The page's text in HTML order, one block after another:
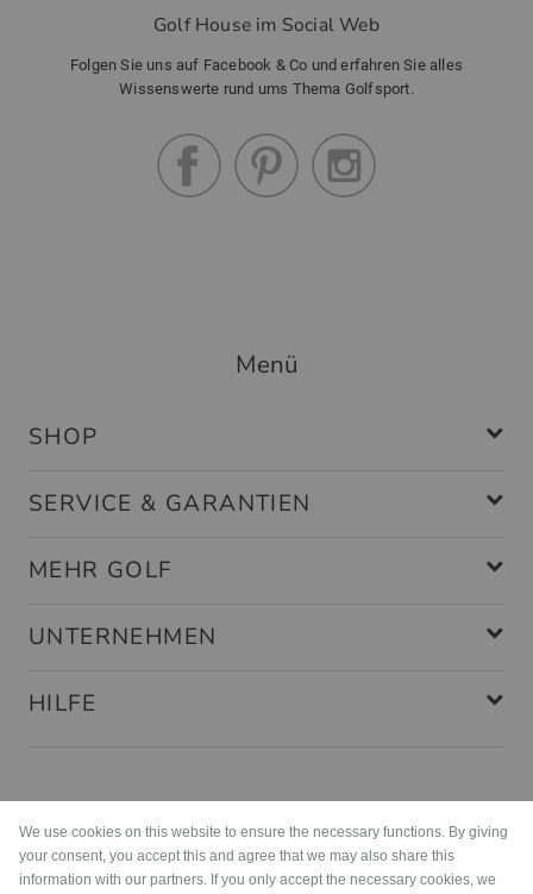
Golf House im Social Web
Folgen Sie uns auf Facebook & Co und erfahren Sie alles
Wissenswerte rund ums Thema Golfsport.
Menü
SHOP
SERVICE & GARANTIEN
MEHR GOLF
UNTERNEHMEN
HILFE
We use cookies on this website to ensure the necessary functions. By giving
your consent, you accept this and agree that we may also share this
information with our partners. If you only accept the necessary cookies, we